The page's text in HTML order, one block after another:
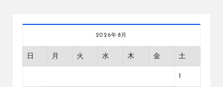
2026年8月
日 月 火 水 木 金 土